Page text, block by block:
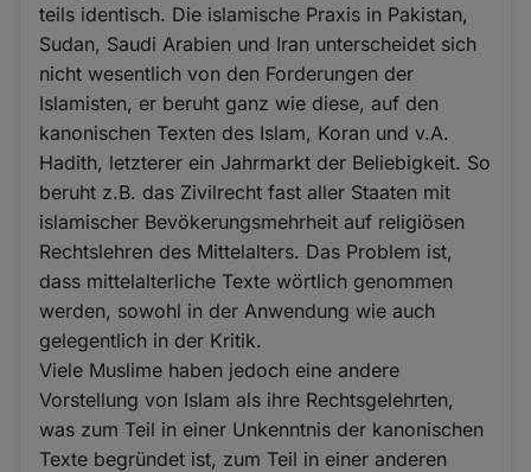
teils identisch. Die islamische Praxis in Pakistan,
Sudan, Saudi Arabien und Iran unterscheidet sich
nicht wesentlich von den Forderungen der
Islamisten, er beruht ganz wie diese, auf den
kanonischen Texten des Islam, Koran und v.A.
Hadith, letzterer ein Jahrmarkt der Beliebigkeit. So
beruht z.B. das Zivilrecht fast aller Staaten mit
islamischer Bevökerungsmehrheit auf religiösen
Rechtslehren des Mittelalters. Das Problem ist,
dass mittelalterliche Texte wörtlich genommen
werden, sowohl in der Anwendung wie auch
gelegentlich in der Kritik.
Viele Muslime haben jedoch eine andere
Vorstellung von Islam als ihre Rechtsgelehrten,
was zum Teil in einer Unkenntnis der kanonischen
Texte begründet ist, zum Teil in einer anderen